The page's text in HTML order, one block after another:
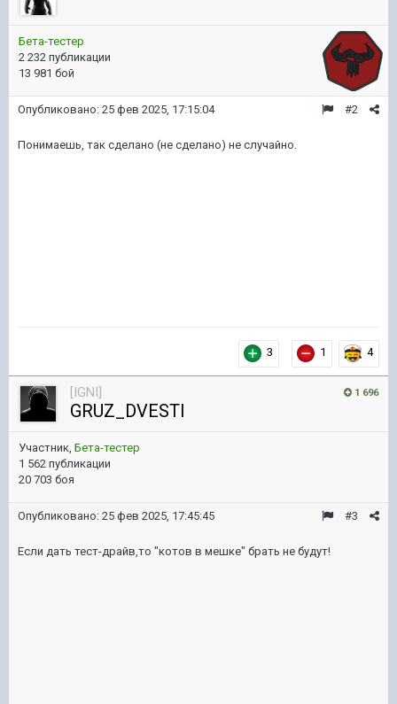
Бета-тестер
2 232 публикации
13 981 бой
#2
Опубликовано: 25 фев 2025, 17:15:04
Понимаешь, так сделано (не сделано) не случайно.
3 1 4
1 696
[IGNI]
GRUZ_DVESTI
Участник, Бета-тестер
1 562 публикации
20 703 боя
#3
Опубликовано: 25 фев 2025, 17:45:45
Если дать тест-драйв,то "котов в мешке" брать не будут!